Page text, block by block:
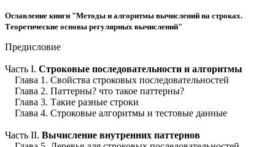
Оглавление книги "Методы и алгоритмы вычислений на строках.
Теоретические основы регулярных вычислений"
Предисловие
Часть I. Строковые последовательности и алгоритмы
Глава 1. Свойства строковых последовательностей
Глава 2. Паттерны? что такое паттерны?
Глава 3. Такие разные строки
Глава 4. Строковые алгоритмы и тестовые данные
Часть II. Вычисление внутренних паттернов